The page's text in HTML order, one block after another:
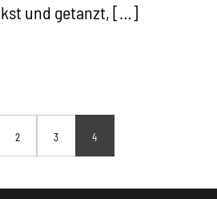
und getanzt, […]
2 3 4